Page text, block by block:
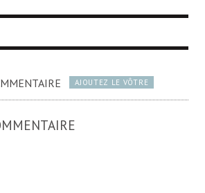
AJOUTEZ LE VÔTRE